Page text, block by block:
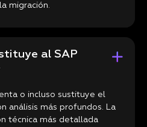
migración.
al SAP
o incluso sustituye el
análisis más profundos. La
técnica más detallada